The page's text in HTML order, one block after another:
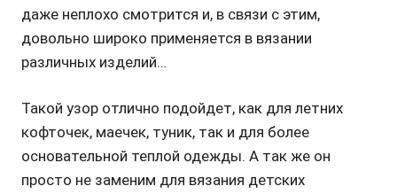
даже неплохо смотрится и, в связи с этим,
довольно широко применяется в вязании
различных изделий…
Такой узор отлично подойдет, как для летних
кофточек, маечек, туник, так и для более
основательной теплой одежды. А так же он
просто не заменим для вязания детских